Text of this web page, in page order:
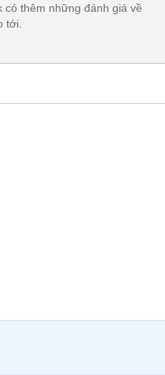
có thêm những đánh giá về
tới.